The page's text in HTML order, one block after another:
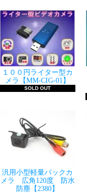
１００円ライター型カ
メラ【MM-CIG-01】
SOLD OUT
汎用小型軽量バックカ
メラ 広角120度 防水
防塵【2380】